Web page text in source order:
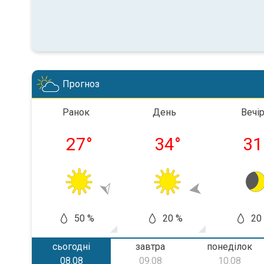
Прогноз
Ранок
27°
50 %
День
34°
20 %
Вечір
31
20
сьогодні
08.08
завтра
09.08
понеділок
10.08